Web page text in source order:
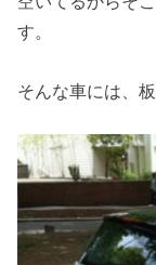
す。
そんな車には、